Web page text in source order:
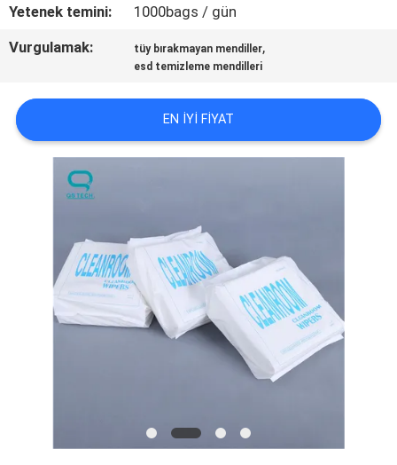
TEKLIF
ISTEĞI
SITE
HARITASI
PRIVACY
Yetenek temini:
1000bags / gün
Vurgulamak:
tüy bırakmayan mendiller,
esd temizleme mendilleri
EN IYI FIYAT